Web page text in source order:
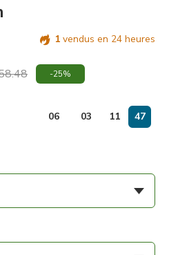
1 vendus en 24 heures
-25%
06 03 11 46